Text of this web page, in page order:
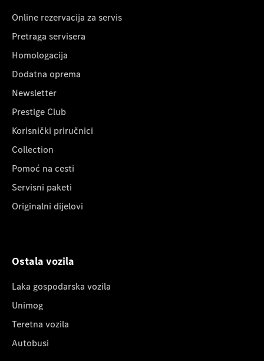
Online rezervacija za servis
Pretraga servisera
Homologacija
Dodatna oprema
Newsletter
Prestige Club
Korisnički priručnici
Collection
Pomoć na cesti
Servisni paketi
Originalni dijelovi
Ostala vozila
Laka gospodarska vozila
Unimog
Teretna vozila
Autobusi